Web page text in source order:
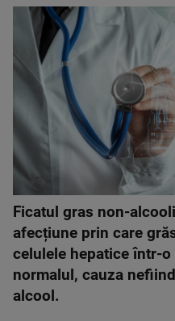
Ficatul gras non-
afecțiune prin care
celulele hepatice într-
normalul, cauza
alcool.